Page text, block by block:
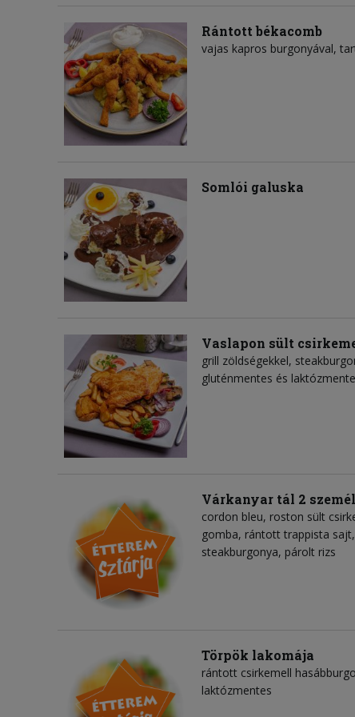
Rántott békacomb
vajas kapros burgonyával,
Somlói galuska
Vaslapon sült
grill zöldségekkel,
gluténmentes és
Várkanyar tál 2
cordon bleu, roston sült
gomba, rántott trappista
steakburgonya, párolt rizs
Törpök lakomája
rántott csirkemell
laktózmentes